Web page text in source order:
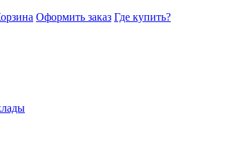
Оформить заказ Где купить?